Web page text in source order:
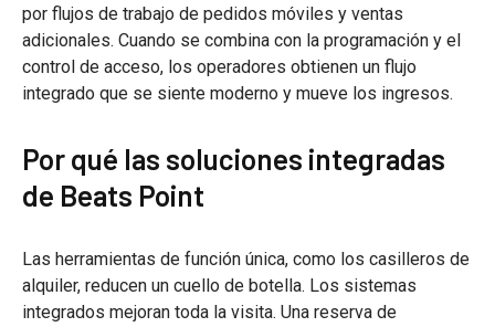
por flujos de trabajo de pedidos móviles y ventas
adicionales. Cuando se combina con la programación y el
control de acceso, los operadores obtienen un flujo
integrado que se siente moderno y mueve los ingresos.
Por qué las soluciones integradas
de Beats Point
Las herramientas de función única, como los casilleros de
alquiler, reducen un cuello de botella. Los sistemas
integrados mejoran toda la visita. Una reserva de